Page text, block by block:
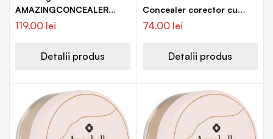
AMAZINGCONCEALER
Hydrate corector
119.00 lei
Detalii produs
Concealer corector cu
acoperire mare
74.00 lei
Detalii produs